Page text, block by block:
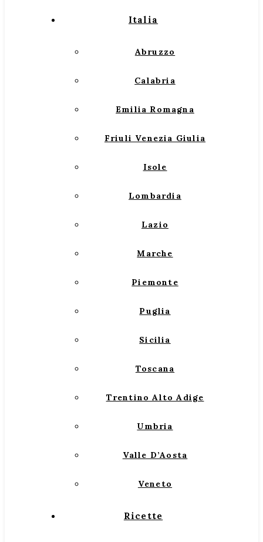
Italia
Abruzzo
Calabria
Emilia Romagna
Friuli Venezia Giulia
Isole
Lombardia
Lazio
Marche
Piemonte
Puglia
Sicilia
Toscana
Trentino Alto Adige
Umbria
Valle D’Aosta
Veneto
Ricette